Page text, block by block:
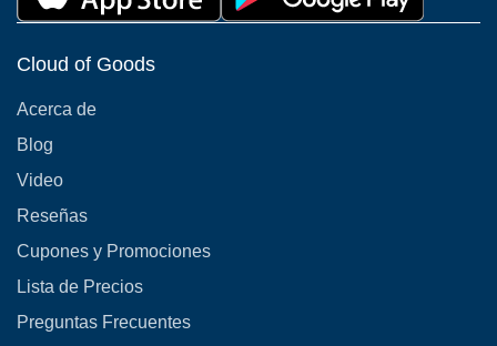
Cloud of Goods
Acerca de
Blog
Video
Reseñas
Cupones y Promociones
Lista de Precios
Preguntas Frecuentes